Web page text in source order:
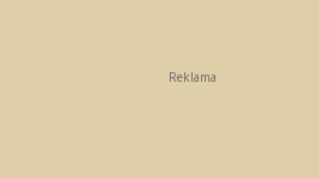
Reklama